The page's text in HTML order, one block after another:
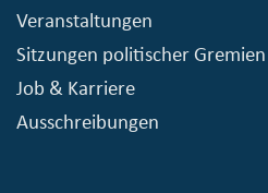
Veranstaltungen
Sitzungen politischer Gremien
Job & Karriere
Ausschreibungen